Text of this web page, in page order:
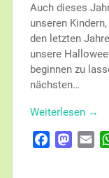
Auch dieses
unseren
den letzten
unsere
beginnen zu
nächsten…
Weiterlesen →
Facebook